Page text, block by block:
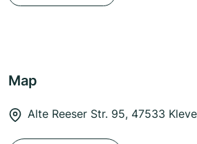
Map
Alte Reeser Str. 95, 47533 Kleve